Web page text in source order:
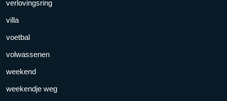
verlovingsring
villa
voetbal
volwassenen
weekend
weekendje weg